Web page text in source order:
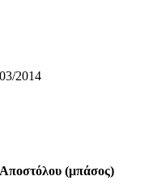
2014
(μπάσος)